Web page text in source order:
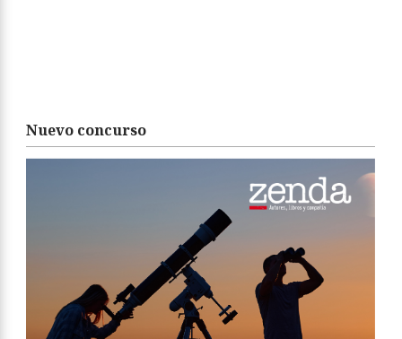
Nuevo concurso